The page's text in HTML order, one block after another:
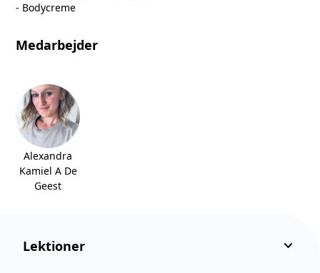
- Bodycreme
Medarbejder
Alexandra
Kamiel A De
Geest
Lektioner keyboard_arrow_down